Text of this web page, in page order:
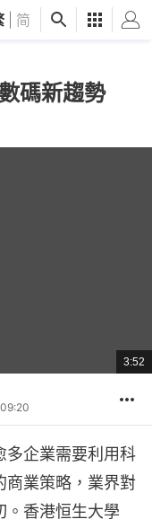
简
碼新趨勢
總
共
3:52
多企業需要利用科
商業策略，業界對
。香港恒生大學